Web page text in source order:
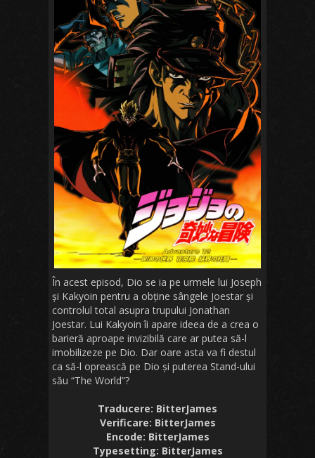
În acest episod, Dio se ia pe urmele lui Joseph
și Kakyoin pentru a obține sângele Joestar și
controlul total asupra trupului Jonathan
Joestar. Lui Kakyoin îi apare ideea de a crea o
barieră aproape invizibilă care ar putea să-l
imobilizeze pe Dio. Dar oare asta va fi destul
ca să-l oprească pe Dio și puterea Stand-ului
său “The World”?
Traducere: BitterJames
Verificare: BitterJames
Encode: BitterJames
Typesetting: BitterJames